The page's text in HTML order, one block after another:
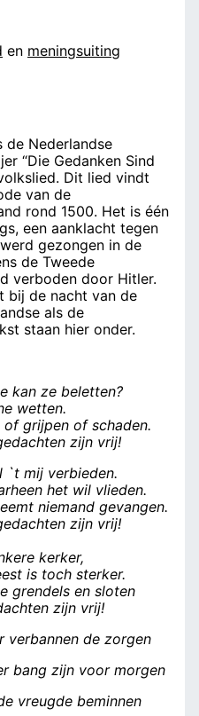
en meningsuiting
de Nederlandse
“Die Gedanken Sind
Dit lied vindt
van de
rond 1500. Het is één
een aanklacht tegen
gezongen in de
de Tweede
verboden door Hitler.
bij de nacht van de
als de
staan hier onder.
kan ze beletten?
wetten.
of grijpen of schaden.
zijn vrij!
`t mij verbieden.
het wil vlieden.
niemand gevangen.
zijn vrij!
kerker,
is toch sterker.
grendels en sloten
zijn vrij!
verbannen de zorgen
bang zijn voor morgen
vreugde beminnen